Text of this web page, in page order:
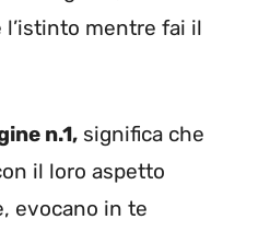
mentre fai il
n.1, significa che
il loro aspetto
evocano in te